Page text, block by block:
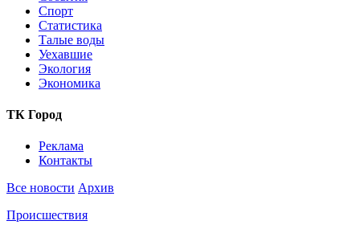
Спорт
Статистика
Талые воды
Уехавшие
Экология
Экономика
ТК Город
Реклама
Контакты
Все новости Архив
Происшествия